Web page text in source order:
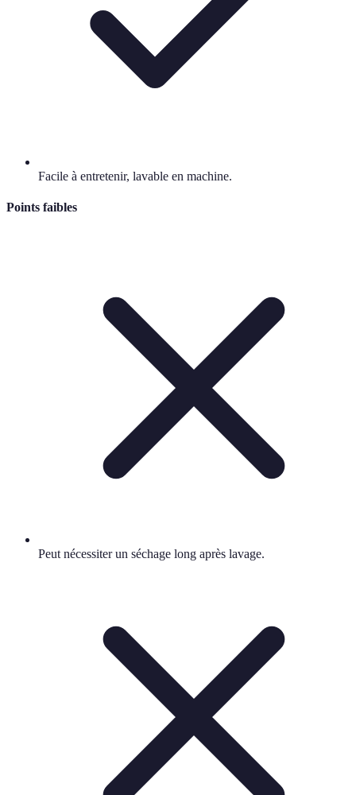
Facile à entretenir, lavable en machine.
Points faibles
Peut nécessiter un séchage long après lavage.